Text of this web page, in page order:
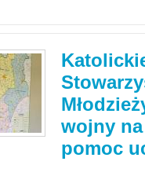
wojny
pomoc